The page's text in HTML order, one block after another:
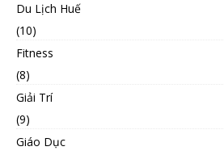
Du Lịch Huế
(10)
Fitness
(8)
Giải Trí
(9)
Giáo Dục